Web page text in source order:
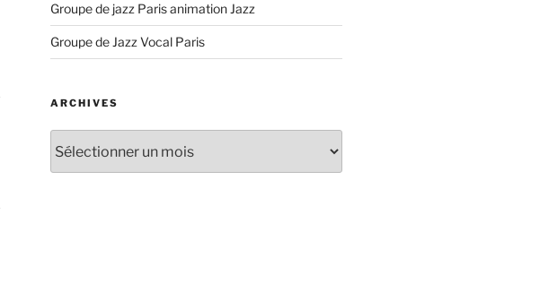
Groupe de jazz Paris animation Jazz
Groupe de Jazz Vocal Paris
ARCHIVES